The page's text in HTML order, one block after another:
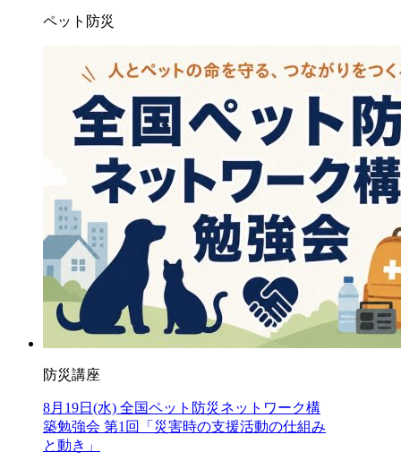
ペット防災
防災講座
8月19日(水) 全国ペット防災ネットワーク構
築勉強会 第1回「災害時の支援活動の仕組み
と動き」